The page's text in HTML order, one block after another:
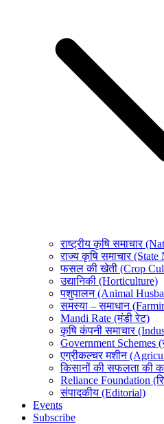
राष्ट्रीय कृषि समाचार
राज्य कृषि समाचार (State
फसल की खेती (Crop
उद्यानिकी (Horticulture)
पशुपालन (Animal
समस्या – समाधान
Mandi Rate (मंडी रेट)
कृषि कंपनी समाचार
Government Schemes
एग्रीकल्चर मशीन
किसानों की सफलता की
Reliance Foundation
संपादकीय (Editorial)
Events
Subscribe